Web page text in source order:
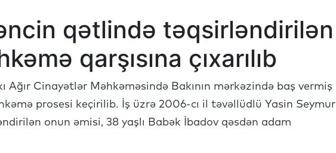
qətlində təqsirləndirilən
qarşısına çıxarılıb
Ağır Cinayətlər Məhkəməsində Bakının mərkəzində baş vermiş
prosesi keçirilib. İş üzrə 2006-cı il təvəllüdlü Yasin Seymur
onun əmisi, 38 yaşlı Babək İbadov qəsdən adam